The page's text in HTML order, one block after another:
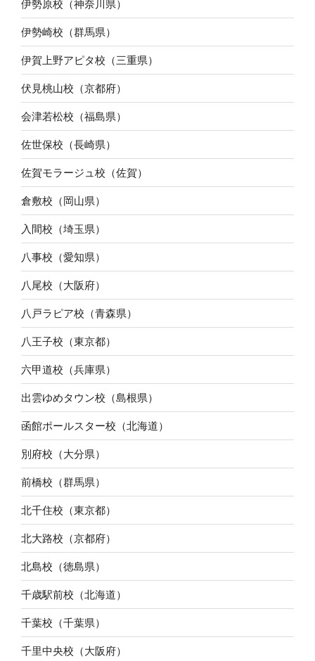
伊勢原校（神奈川県）
伊勢崎校（群馬県）
伊賀上野アピタ校（三重県）
伏見桃山校（京都府）
会津若松校（福島県）
佐世保校（長崎県）
佐賀モラージュ校（佐賀）
倉敷校（岡山県）
入間校（埼玉県）
八事校（愛知県）
八尾校（大阪府）
八戸ラピア校（青森県）
八王子校（東京都）
六甲道校（兵庫県）
出雲ゆめタウン校（島根県）
函館ポールスター校（北海道）
別府校（大分県）
前橋校（群馬県）
北千住校（東京都）
北大路校（京都府）
北島校（徳島県）
千歳駅前校（北海道）
千葉校（千葉県）
千里中央校（大阪府）